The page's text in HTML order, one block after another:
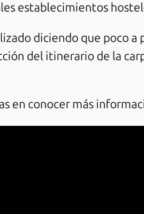
establecimientos
diciendo que poco a
del itinerario de la
en conocer más